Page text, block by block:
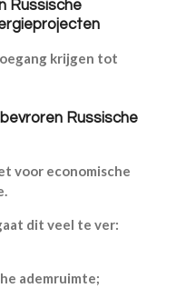
Russische
krijgen tot
Russische
voor economische
dit veel te ver:
ademruimte;